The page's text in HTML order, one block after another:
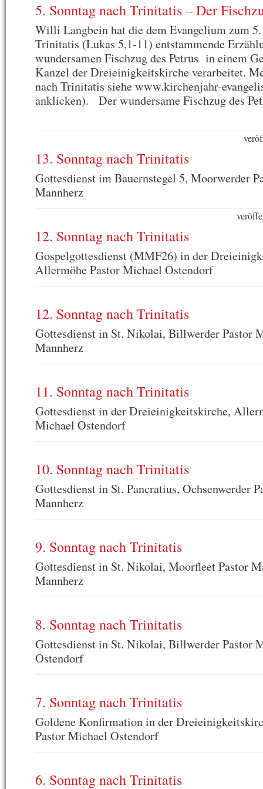
5. Sonntag nach Trinitatis – Der
Willi Langbein hat die dem Evangelium zum 5.
Trinitatis (Lukas 5,1-11) entstammende
wundersamen Fischzug des Petrus in einem
Kanzel der Dreieinigkeitskirche verarbeitet.
nach Trinitatis siehe www.kirchenjahr-
anklicken). Der wundersame Fischzug des
13. Sonntag nach Trinitatis
Gottesdienst im Bauernstegel 5, Moorwerder
Mannherz
12. Sonntag nach Trinitatis
Gospelgottesdienst (MMF26) in der
Allermöhe Pastor Michael Ostendorf
12. Sonntag nach Trinitatis
Gottesdienst in St. Nikolai, Billwerder Pastor
Mannherz
11. Sonntag nach Trinitatis
Gottesdienst in der Dreieinigkeitskirche,
Michael Ostendorf
10. Sonntag nach Trinitatis
Gottesdienst in St. Pancratius, Ochsenwerder
Mannherz
9. Sonntag nach Trinitatis
Gottesdienst in St. Nikolai, Moorfleet Pastor
Mannherz
8. Sonntag nach Trinitatis
Gottesdienst in St. Nikolai, Billwerder Pastor
Ostendorf
7. Sonntag nach Trinitatis
Goldene Konfirmation in der
Pastor Michael Ostendorf
6. Sonntag nach Trinitatis